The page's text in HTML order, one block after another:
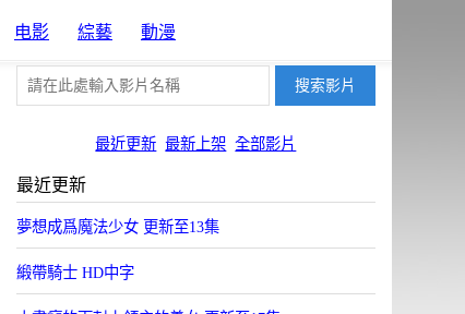
电影 綜藝 動漫
最近更新 最新上架 全部影片
片源6
FYun
片源7
BYun
片源12
JSYun
最近更新
夢想成爲魔法少女 更新至13集
緞帶騎士 HD中字